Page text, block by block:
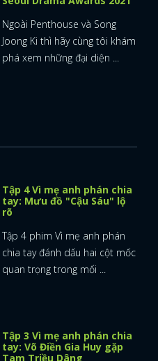
Ngoài Penthouse và Song
Joong Ki thì hãy cùng tôi khám
phá xem những đại diện ...
Tập 4 Vì mẹ anh phán chia
tay: Mưu đồ "Cậu Sáu" lộ
rõ
Tập 4 phim Vì mẹ anh phán
chia tay đánh dấu hai cột mốc
quan trọng trong mối ...
Tập 3 Vì mẹ anh phán chia
tay: Võ Điền Gia Huy gặp
Tam Triều Dâng